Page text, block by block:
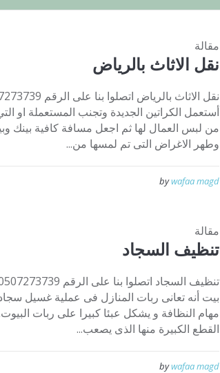
مقالة
نقل الاثاث بالرياض
وطهر الاغراض التى تم لمسها من...
bywafaa magd
مقالة
تنظيف السجاد
بيت أنه تعانى ربات المنازل فى عملية غسيل
مهام النظافة و يشكل عبئا كبيرا على ربات
القطع الكبيرة منها الذى يصعب...
bywafaa magd